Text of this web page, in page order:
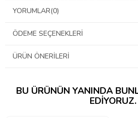
ve potasyum gibi temel besinleri
kalsiyum gibi mikro elementleri
Bloom: Bitkilerin çiçeklenme
GreenPlanetGP3Grow Micro
→ Kullanım tablosu için tıklayınız ←
YORUMLAR(0)
ÖDEME SEÇENEKLERI
ÜRÜN ÖNERILERI
BU ÜRÜNÜN YANINDA
EDIYORUZ.